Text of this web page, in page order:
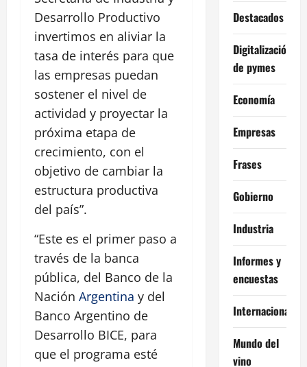
Desarrollo Productivo
invertimos en aliviar la
tasa de interés para que
las empresas puedan
sostener el nivel de
actividad y proyectar la
próxima etapa de
crecimiento, con el
objetivo de cambiar la
estructura productiva
del país”.
“Este es el primer paso a
través de la banca
pública, del Banco de la
Nación Argentina y del
Banco Argentino de
Desarrollo BICE, para
que el programa esté
Destacados
Digitalización
de pymes
Economía
Empresas
Frases
Gobierno
Industria
Informes y
encuestas
Internacional
Mundo del
vino